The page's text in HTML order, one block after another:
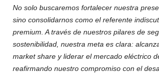
No solo buscaremos fortalecer nuestra
sino consolidarnos como el referente
premium. A través de nuestros pilares de
sostenibilidad, nuestra meta es clara:
market share y liderar el mercado eléctrico
reafirmando nuestro compromiso con el